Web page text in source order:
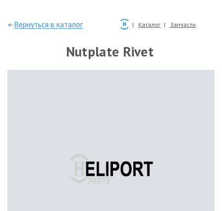
—Вернуться в каталог Каталог Запчасти
Nutplate Rivet